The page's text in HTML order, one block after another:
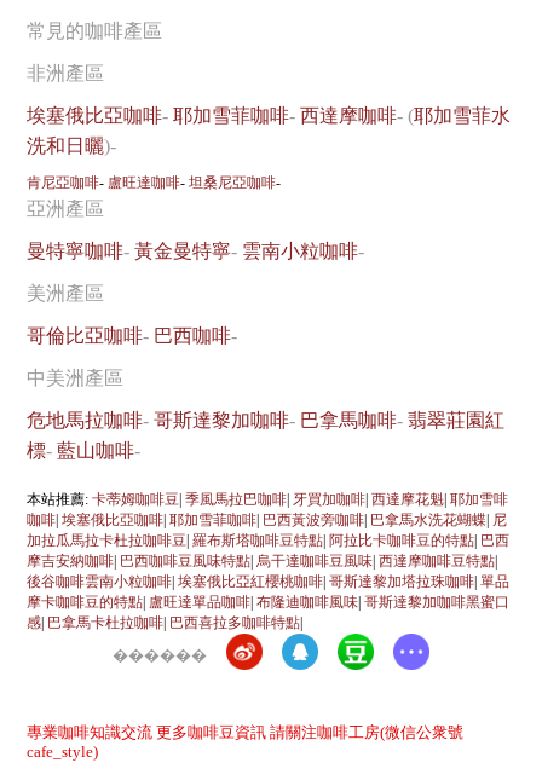
常見的咖啡產區
非洲產區
埃塞俄比亞咖啡-耶加雪菲咖啡-西達摩咖啡- (耶加雪菲水
洗和日曬)-
肯尼亞咖啡- 盧旺達咖啡-坦桑尼亞咖啡-
亞洲產區
曼特寧咖啡-黃金曼特寧- 雲南小粒咖啡-
美洲產區
哥倫比亞咖啡- 巴西咖啡-
中美洲產區
危地馬拉咖啡-哥斯達黎加咖啡- 巴拿馬咖啡-翡翠莊園紅
標-藍山咖啡-
本站推薦:卡蒂姆咖啡豆 |季風馬拉巴咖啡 牙買加咖啡 |西達摩花魁 |耶加雪啡
咖啡 |埃塞俄比亞咖啡 |耶加雪菲咖啡 巴西黃波旁咖啡 巴拿馬水洗花蝴蝶 尼
加拉瓜馬拉卡杜拉咖啡豆 |羅布斯塔咖啡豆特點 阿拉比卡咖啡豆的特點 巴西
摩吉安納咖啡 巴西咖啡豆風味特點 |烏干達咖啡豆風味 |西達摩咖啡豆特點
後谷咖啡雲南小粒咖啡 |埃塞俄比亞紅櫻桃咖啡 |哥斯達黎加塔拉珠咖啡 |單品
摩卡咖啡豆的特點 盧旺達單品咖啡 |布隆迪咖啡風味 |哥斯達黎加咖啡黑蜜口
感 巴拿馬卡杜拉咖啡 巴西喜拉多咖啡特點
������
專業咖啡知識交流 更多咖啡豆資訊 請關注咖啡工房(微信公衆號
cafe_style)